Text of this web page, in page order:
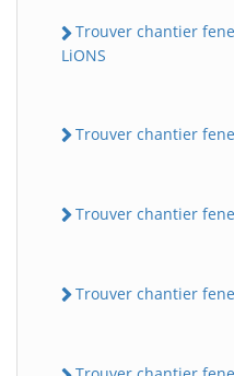
Trouver chantier
LiONS
Trouver chantier
Trouver chantier
Trouver chantier